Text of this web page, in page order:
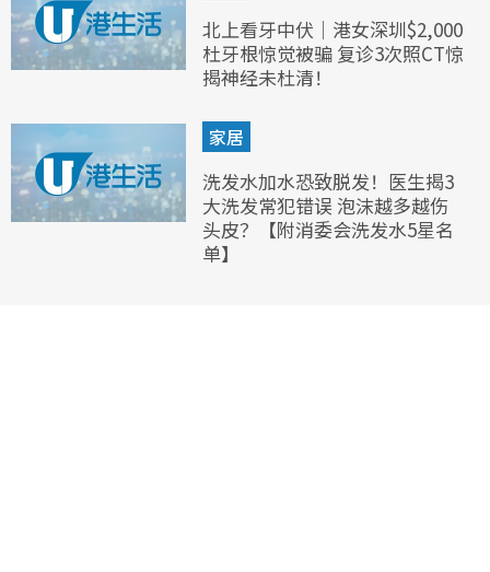
北上看牙中伏｜港女深圳$2,000
杜牙根惊觉被骗 复诊3次照CT惊
揭神经未杜清！
家居
洗发水加水恐致脱发！医生揭3
大洗发常犯错误 泡沫越多越伤
头皮？【附消委会洗发水5星名
单】